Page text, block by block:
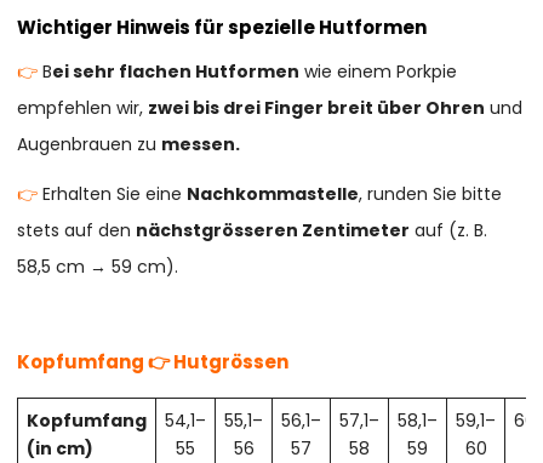
Wichtiger Hinweis für spezielle Hutformen
👉Bei sehr flachen Hutformen wie einem Porkpie
empfehlen wir, zwei bis drei Finger breit über Ohren und
Augenbrauen zu messen.
👉Erhalten Sie eine Nachkommastelle, runden Sie bitte
stets auf den nächstgrösseren Zentimeter auf (z. B.
58,5 cm → 59 cm).
Kopfumfang 👉 Hutgrössen
Kopfumfang
(in cm)
54,1–
55
55,1–
56
56,1–
57
57,1–
58
58,1–
59
59,1–
60